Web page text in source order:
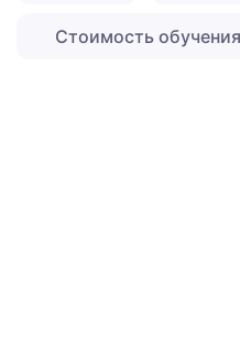
Стоимость обучения